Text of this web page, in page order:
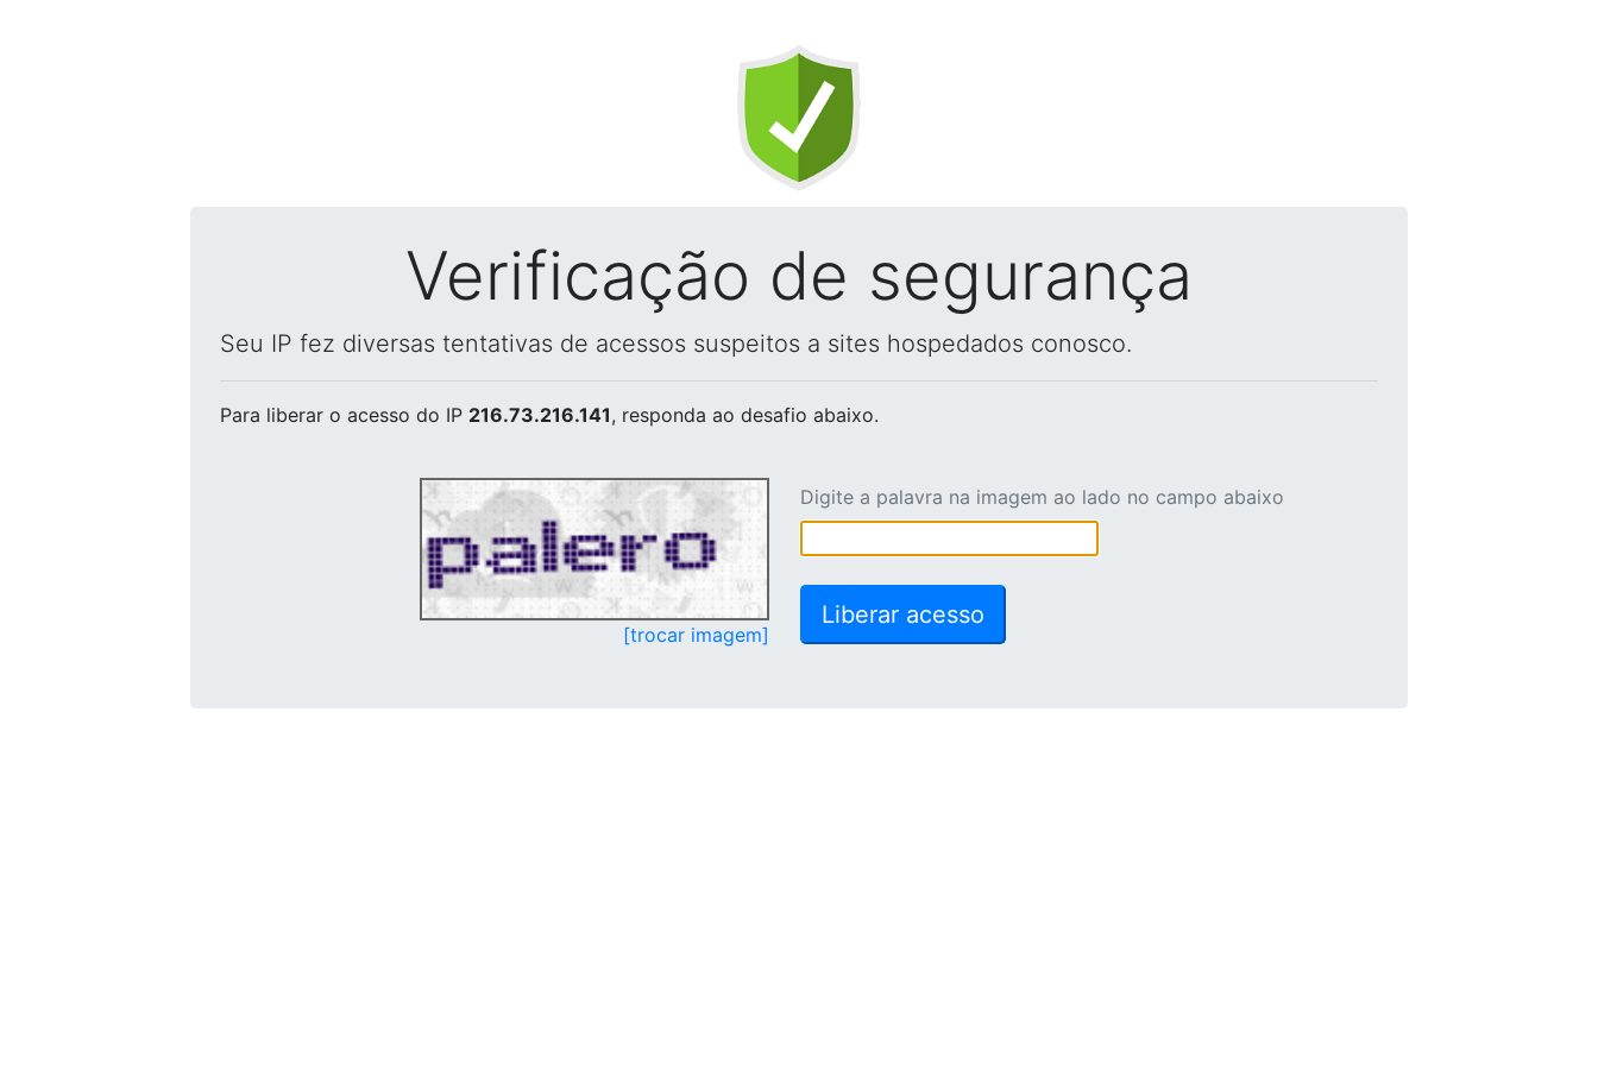
Verificação de segurança
Seu IP fez diversas tentativas de acessos suspeitos a sites hospedados conosco.
Para liberar o acesso do IP 216.73.216.141, responda ao desafio abaixo.
[trocar imagem]
Digite a palavra na imagem ao lado no campo abaixo